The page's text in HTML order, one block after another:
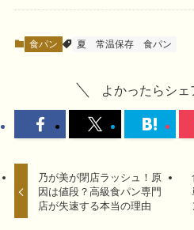
食パン 夏 常温保存 食パン
よかったらシェ
乃が美が閉店ラッシュ！原
因は値段？高級食パン専門
店が失速する本当の理由